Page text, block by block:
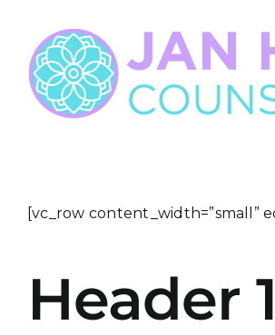
content
[vc_row content_width=”small”
Header 1